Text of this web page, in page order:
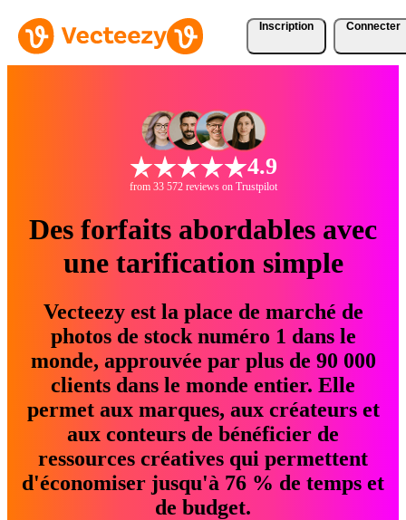
Inscription Connecter
4.9
from 33 572 reviews on Trustpilot
Des forfaits abordables avec
une tarification simple
Vecteezy est la place de marché de
photos de stock numéro 1 dans le
monde, approuvée par plus de 90 000
clients dans le monde entier. Elle
permet aux marques, aux créateurs et
aux conteurs de bénéficier de
ressources créatives qui permettent
d'économiser jusqu'à 76 % de temps et
de budget.